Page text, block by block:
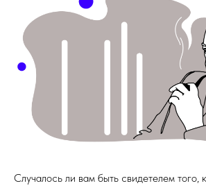
Случалось ли вам быть свидетелем того,